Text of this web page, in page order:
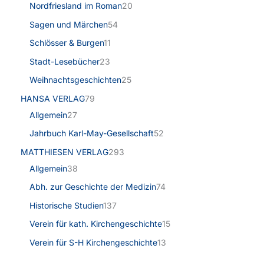
Nordfriesland im Roman20
Sagen und Märchen54
Schlösser & Burgen11
Stadt-Lesebücher23
Weihnachtsgeschichten25
HANSA VERLAG79
Allgemein27
Jahrbuch Karl-May-Gesellschaft52
MATTHIESEN VERLAG293
Allgemein38
Abh. zur Geschichte der Medizin74
Historische Studien137
Verein für kath. Kirchengeschichte15
Verein für S-H Kirchengeschichte13